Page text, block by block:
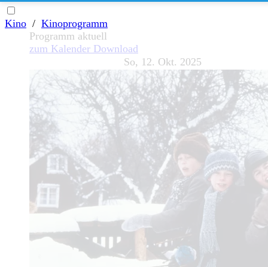
Kino / Kinoprogramm
Programm aktuell
zum Kalender Download
So, 12. Okt. 2025